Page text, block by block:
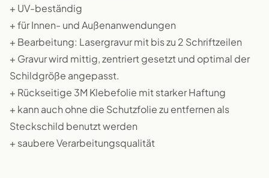
+ UV-beständig
+ für Innen- und Außenanwendungen
+ Bearbeitung: Lasergravur mit bis zu 2 Schriftzeilen
+ Gravur wird mittig, zentriert gesetzt und optimal der
Schildgröße angepasst.
+ Rückseitige 3M Klebefolie mit starker Haftung
+ kann auch ohne die Schutzfolie zu entfernen als
Steckschild benutzt werden
+ saubere Verarbeitungsqualität